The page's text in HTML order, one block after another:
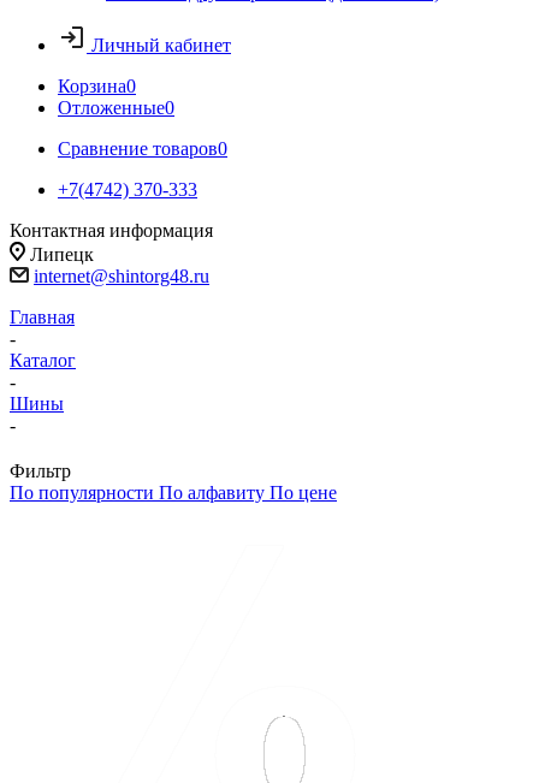
Личный кабинет
Корзина0
Отложенные0
Сравнение товаров0
+7(4742) 370-333
Контактная информация
Липецк
internet@shintorg48.ru
Главная
-
Каталог
-
Шины
-
Фильтр
По популярности По алфавиту По цене